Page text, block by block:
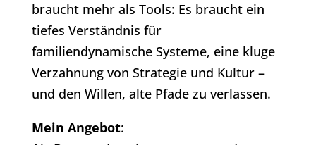
braucht mehr als Tools: Es braucht ein
tiefes Verständnis für
familiendynamische Systeme, eine kluge
Verzahnung von Strategie und Kultur –
und den Willen, alte Pfade zu verlassen.
Mein Angebot: